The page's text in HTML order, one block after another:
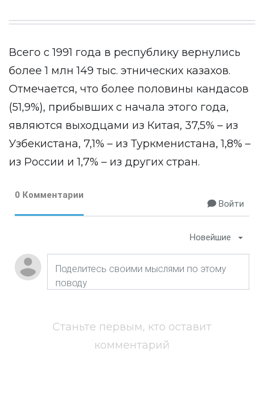
Всего с 1991 года в республику вернулись
более 1 млн 149 тыс. этнических казахов.
Отмечается, что более половины кандасов
(51,9%), прибывших с начала этого года,
являются выходцами из Китая, 37,5% – из
Узбекистана, 7,1% – из Туркменистана, 1,8% –
из России и 1,7% – из других стран.
0 Комментарии
Войти
Новейшие
Станьте первым, кто оставит
комментарий